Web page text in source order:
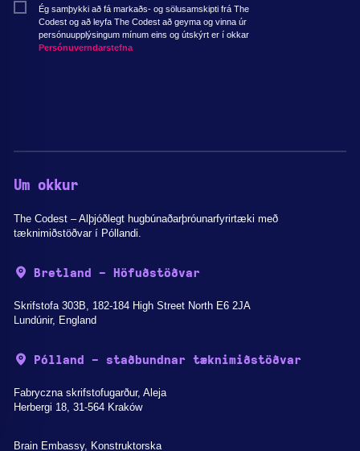
Ég samþykki að fá markaðs- og sölusamskipti frá The
Codest og að leyfa The Codest að geyma og vinna úr
persónuupplýsingum mínum eins og útskýrt er í okkar
Persónuverndarstefna
Um okkur
The Codest – Alþjóðlegt hugbúnaðarþróunarfyrirtæki með
tæknimiðstöðvar í Póllandi.
Bretland - Höfuðstöðvar
Skrifstofa 303B, 182-184 High Street North E6 2JA
Lundúnir, England
Pólland - staðbundnar tæknimiðstöðvar
Fabryczna skrifstofugarður, Aleja
Herbergi 18, 31-564 Kraków
Brain Embassy, Konstruktorska